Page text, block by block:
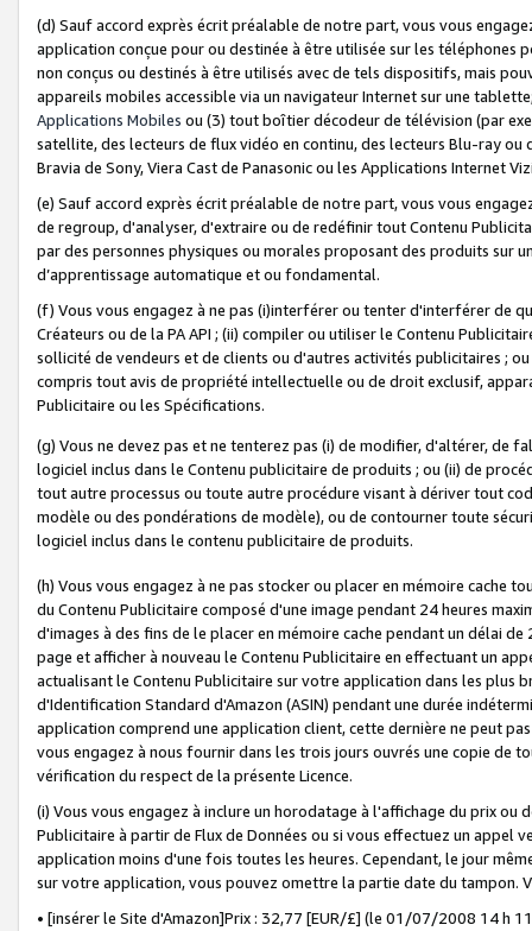
(d) Sauf accord exprès écrit préalable de notre part, vous vous
application conçue pour ou destinée à être utilisée sur les téléphones
non conçus ou destinés à être utilisés avec de tels dispositifs, mais
appareils mobiles accessible via un navigateur Internet sur une
Applications Mobiles ou (3) tout boîtier décodeur de télévision (par
satellite, des lecteurs de flux vidéo en continu, des lecteurs Blu-ray
Bravia de Sony, Viera Cast de Panasonic ou les Applications Internet
(e) Sauf accord exprès écrit préalable de notre part, vous vous
de regroup, d'analyser, d'extraire ou de redéfinir tout Contenu
par des personnes physiques ou morales proposant des produits sur
d’apprentissage automatique et ou fondamental.
(f) Vous vous engagez à ne pas (i)interférer ou tenter d'interférer de
Créateurs ou de la PA API ; (ii) compiler ou utiliser le Contenu
sollicité de vendeurs et de clients ou d'autres activités publicitaires ;
compris tout avis de propriété intellectuelle ou de droit exclusif,
Publicitaire ou les Spécifications.
(g) Vous ne devez pas et ne tenterez pas (i) de modifier, d'altérer, de
logiciel inclus dans le Contenu publicitaire de produits ; ou (ii) de
tout autre processus ou toute autre procédure visant à dériver tout
modèle ou des pondérations de modèle), ou de contourner toute
logiciel inclus dans le contenu publicitaire de produits.
(h) Vous vous engagez à ne pas stocker ou placer en mémoire cache
du Contenu Publicitaire composé d'une image pendant 24 heures
d'images à des fins de le placer en mémoire cache pendant un délai
page et afficher à nouveau le Contenu Publicitaire en effectuant un
actualisant le Contenu Publicitaire sur votre application dans les plus
d'Identification Standard d'Amazon (ASIN) pendant une durée
application comprend une application client, cette dernière ne peut
vous engagez à nous fournir dans les trois jours ouvrés une copie de
vérification du respect de la présente Licence.
(i) Vous vous engagez à inclure un horodatage à l'affichage du prix
Publicitaire à partir de Flux de Données ou si vous effectuez un appel
application moins d'une fois toutes les heures. Cependant, le jour
sur votre application, vous pouvez omettre la partie date du tampon.
• [insérer le Site d'Amazon]Prix : 32,77 [EUR/£] (le 01/07/2008 14 h